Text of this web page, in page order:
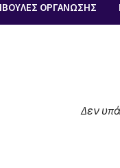
ΟΡΓΑΝΩΣΗΣ
Δεν